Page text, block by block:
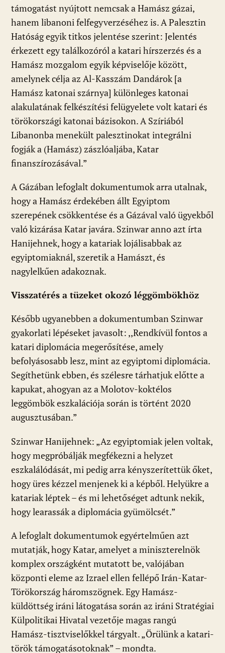
támogatást nyújtott nemcsak a Hamász gázai,
hanem libanoni felfegyverzéséhez is. A Palesztin
Hatóság egyik titkos jelentése szerint: Jelentés
érkezett egy találkozóról a katari hírszerzés és a
Hamász mozgalom egyik képviselője között,
amelynek célja az Al-Kasszám Dandárok [a
Hamász katonai szárnya] különleges katonai
alakulatának felkészítési felügyelete volt katari és
törökországi katonai bázisokon. A Szíriából
Libanonba menekült palesztinokat integrálni
fogják a (Hamász) zászlóaljába, Katar
finanszírozásával.”
A Gázában lefoglalt dokumentumok arra utalnak,
hogy a Hamász érdekében állt Egyiptom
szerepének csökkentése és a Gázával való ügyekből
való kizárása Katar javára. Szinwar anno azt írta
Hanijehnek, hogy a katariak lojálisabbak az
egyiptomiaknál, szeretik a Hamászt, és
nagylelkűen adakoznak.
Visszatérés a tüzeket okozó léggömbökhöz
Később ugyanebben a dokumentumban Szinwar
gyakorlati lépéseket javasolt: ,,Rendkívül fontos a
katari diplomácia megerősítése, amely
befolyásosabb lesz, mint az egyiptomi diplomácia.
Segíthetünk ebben, és szélesre tárhatjuk előtte a
kapukat, ahogyan az a Molotov-koktélos
leggömbök eszkalációja során is történt 2020
augusztusában.”
Szinwar Hanijehnek: „Az egyiptomiak jelen voltak,
hogy megpróbálják megfékezni a helyzet
eszkalálódását, mi pedig arra kényszerítettük őket,
hogy üres kézzel menjenek ki a képből. Helyükre a
katariak léptek – és mi lehetőséget adtunk nekik,
hogy learassák a diplomácia gyümölcsét.”
A lefoglalt dokumentumok egyértelműen azt
mutatják, hogy Katar, amelyet a miniszterelnök
komplex országként mutatott be, valójában
központi eleme az Izrael ellen fellépő Irán-Katar-
Törökország háromszögnek. Egy Hamász-
küldöttség iráni látogatása során az iráni Stratégiai
Külpolitikai Hivatal vezetője magas rangú
Hamász-tisztviselőkkel tárgyalt. „Örülünk a katari-
török támogatásotoknak” – mondta.